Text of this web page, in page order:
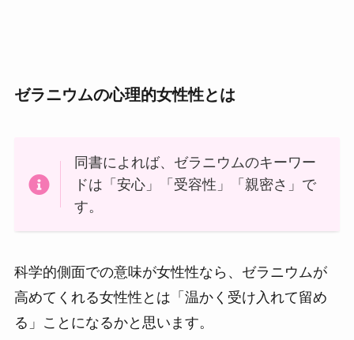
ゼラニウムの心理的女性性とは
同書によれば、ゼラニウムのキーワー
ドは「安心」「受容性」「親密さ」で
す。
科学的側面での意味が女性性なら、ゼラニウムが
高めてくれる女性性とは「温かく受け入れて留め
る」ことになるかと思います。